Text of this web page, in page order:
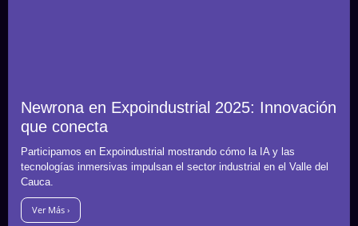
Newrona en Expoindustrial 2025: Innovación
que conecta
Participamos en Expoindustrial mostrando cómo la IA y las
tecnologías inmersivas impulsan el sector industrial en el Valle del
Cauca.
Ver Más ›